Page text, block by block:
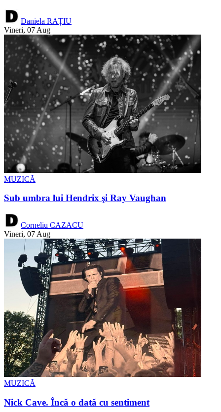
Daniela RAȚIU
Vineri, 07 Aug
MUZICĂ
Sub umbra lui Hendrix şi Ray Vaughan
Corneliu CAZACU
Vineri, 07 Aug
MUZICĂ
Nick Cave. Încă o dată cu sentiment